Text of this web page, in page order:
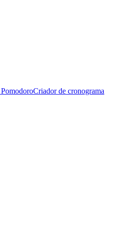
Criador de cronograma